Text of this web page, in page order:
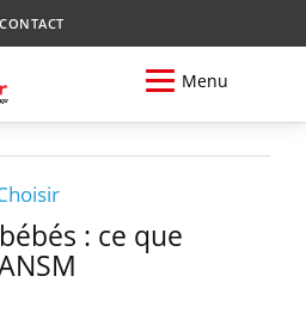
CONTACT
Menu
: ce que